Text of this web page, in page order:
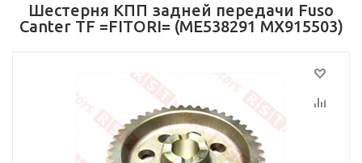
Шестерня КПП задней передачи Fuso
Canter TF =FITORI= (ME538291 MX915503)